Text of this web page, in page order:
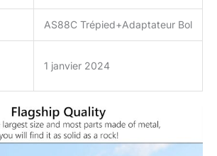
AS88C Trépied+Adaptateur Bol
1 janvier 2024